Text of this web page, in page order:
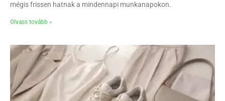
mégis frissen hatnak a mindennapi munkanapokon.
Olvass tovább »